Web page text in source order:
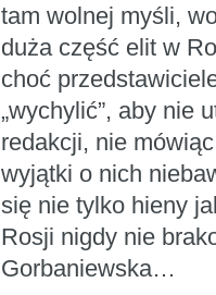
tam wolnej myśli,
duża część elit w
choć
„wychylić”, aby nie
redakcji, nie
wyjątki o nich
się nie tylko hieny
Rosji nigdy nie
Gorbaniewska…